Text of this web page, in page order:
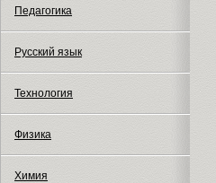
Педагогика
Русский язык
Технология
Физика
Химия